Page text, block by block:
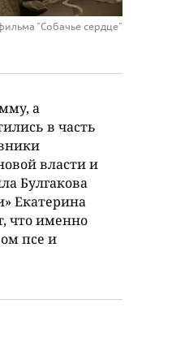
"Собачье сердце"
а
в часть
власти и
Булгакова
Екатерина
что именно
псе и